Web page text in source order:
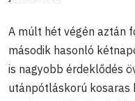
A múlt hét végén aztán
második hasonló
is nagyobb érdeklődés
utánpótláskorú